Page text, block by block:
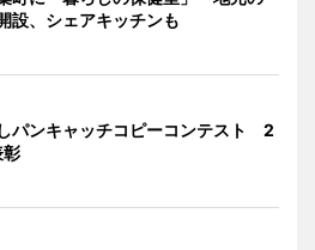
設、シェアキッチンも
パンキャッチコピーコンテスト 2
彰